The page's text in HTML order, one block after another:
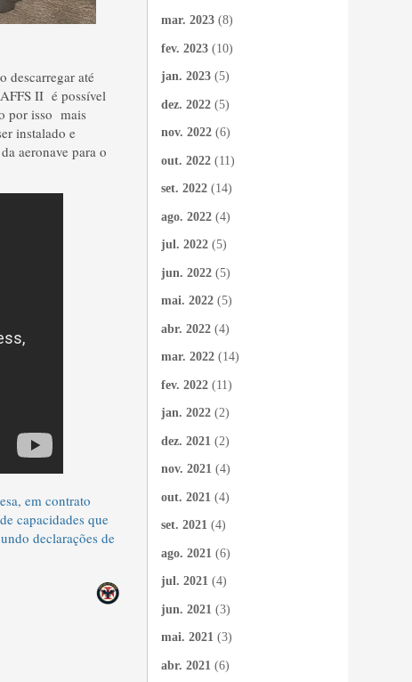
descarregar até
II é possível
por isso mais
instalado e
aeronave para o
em contrato
capacidades que
declarações de
mar. 2023 (8)
fev. 2023 (10)
jan. 2023 (5)
dez. 2022 (5)
nov. 2022 (6)
out. 2022 (11)
set. 2022 (14)
ago. 2022 (4)
jul. 2022 (5)
jun. 2022 (5)
mai. 2022 (5)
abr. 2022 (4)
mar. 2022 (14)
fev. 2022 (11)
jan. 2022 (2)
dez. 2021 (2)
nov. 2021 (4)
out. 2021 (4)
set. 2021 (4)
ago. 2021 (6)
jul. 2021 (4)
jun. 2021 (3)
mai. 2021 (3)
abr. 2021 (6)